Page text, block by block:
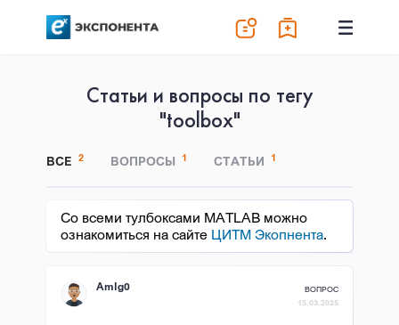
Статьи и вопросы по тегу
"toolbox"
ВСЕ 2 ВОПРОСЫ 1 СТАТЬИ 1
Со всеми тулбоксами MATLAB можно
ознакомиться на сайте ЦИТМ Экопнента.
ВОПРОС
15.03.2025
AmIg0